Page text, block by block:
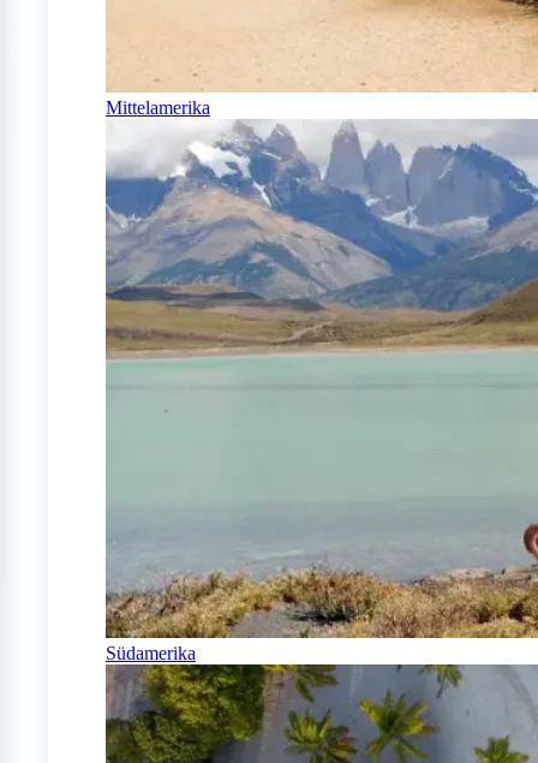
Mittelamerika
Südamerika